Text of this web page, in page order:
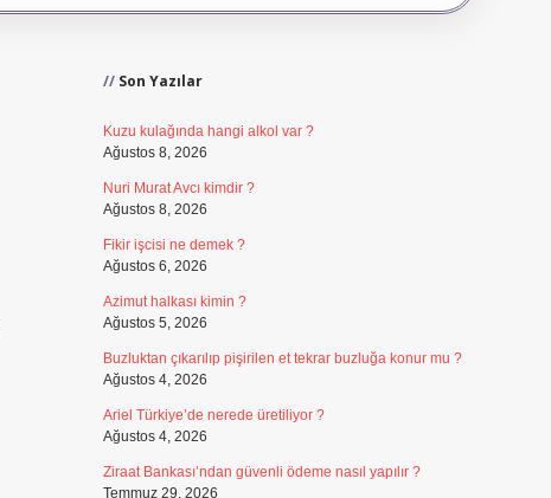
Son Yazılar
Kuzu kulağında hangi alkol var ?
Ağustos 8, 2026
Nuri Murat Avcı kimdir ?
Ağustos 8, 2026
Fikir işcisi ne demek ?
Ağustos 6, 2026
Azimut halkası kimin ?
Ağustos 5, 2026
Buzluktan çıkarılıp pişirilen et tekrar buzluğa konur mu ?
Ağustos 4, 2026
Ariel Türkiye’de nerede üretiliyor ?
Ağustos 4, 2026
Ziraat Bankası’ndan güvenli ödeme nasıl yapılır ?
Temmuz 29, 2026